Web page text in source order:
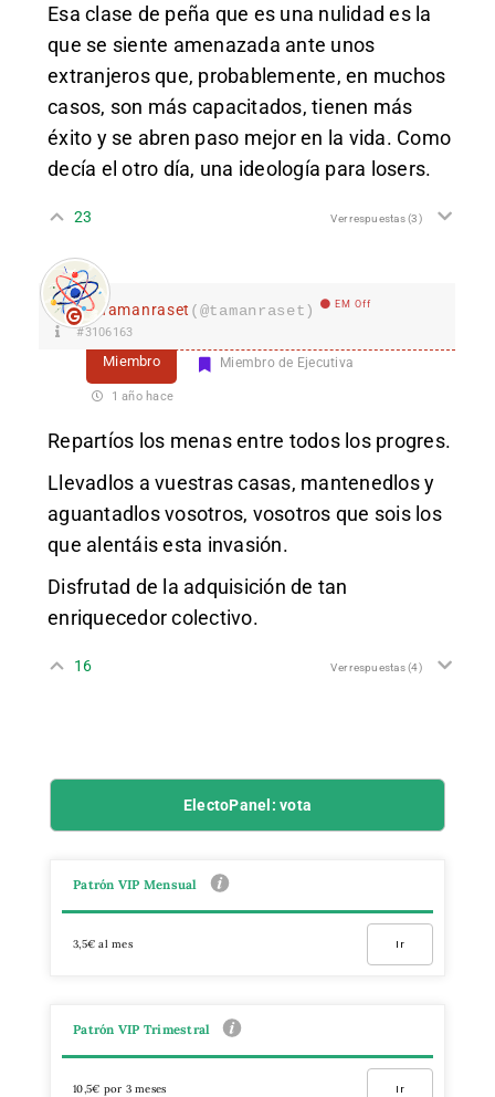
Esa clase de peña que es una nulidad es la
que se siente amenazada ante unos
extranjeros que, probablemente, en muchos
casos, son más capacitados, tienen más
éxito y se abren paso mejor en la vida. Como
decía el otro día, una ideología para losers.
23 Ver respuestas(3)
Tamanraset (@tamanraset) EM Off
#3106163
Miembro Miembro de Ejecutiva
1 año hace
Repartíos los menas entre todos los progres.
Llevadlos a vuestras casas, mantenedlos y
aguantadlos vosotros, vosotros que sois los
que alentáis esta invasión.
Disfrutad de la adquisición de tan
enriquecedor colectivo.
16 Ver respuestas(4)
ElectoPanel: vota
Patrón VIP Mensual
3,5€ al mes Ir
Patrón VIP Trimestral
10,5€ por 3 meses Ir